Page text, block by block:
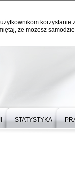
że możesz
STATYSTYKA